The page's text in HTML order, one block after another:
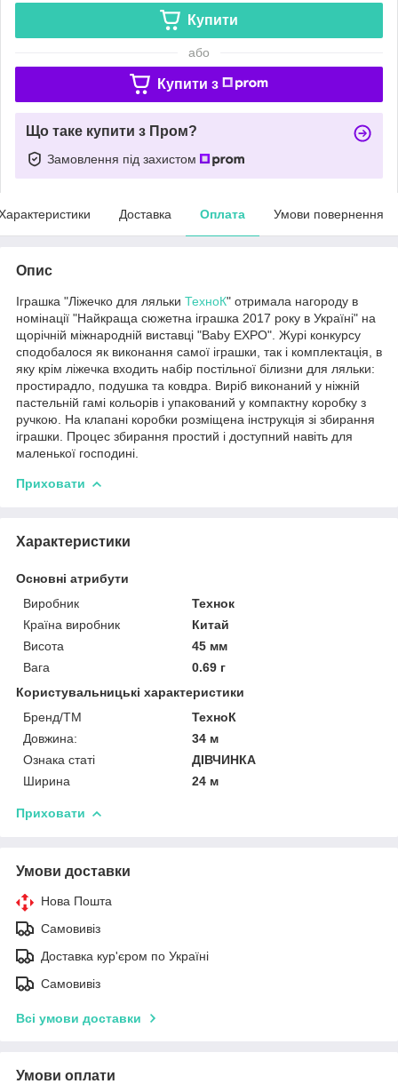
Купити
або
Купити з
Що таке купити з Пром?
Замовлення під захистом
Доставка Оплата Умови повернення
Опис
Іграшка "Ліжечко для ляльки ТехноК" отримала нагороду в
номінації "Найкраща сюжетна іграшка 2017 року в Україні" на
щорічній міжнародній виставці "Baby EXPO". Журі конкурсу
сподобалося як виконання самої іграшки, так і комплектація, в
яку крім ліжечка входить набір постільної білизни для ляльки:
простирадло, подушка та ковдра. Виріб виконаний у ніжній
пастельній гамі кольорів і упакований у компактну коробку з
ручкою. На клапані коробки розміщена інструкція зі збирання
іграшки. Процес збирання простий і доступний навіть для
маленької господині.
Приховати
Характеристики
Основні атрибути
Виробник
Технок
Країна виробник
Китай
Висота
45 мм
Вага
0.69 г
Користувальницькі характеристики
Бренд/ТМ
ТехноК
Довжина:
34 м
Ознака статі
ДІВЧИНКА
Ширина
24 м
Приховати
Умови доставки
Нова Пошта
Самовивіз
Доставка кур'єром по Україні
Самовивіз
Всі умови доставки
Умови оплати